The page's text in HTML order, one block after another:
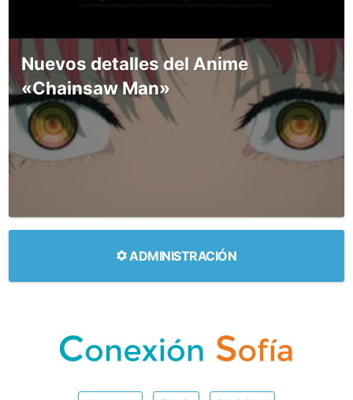
Nuevos detalles del Anime
«Chainsaw Man»
ADMINISTRACIÓN